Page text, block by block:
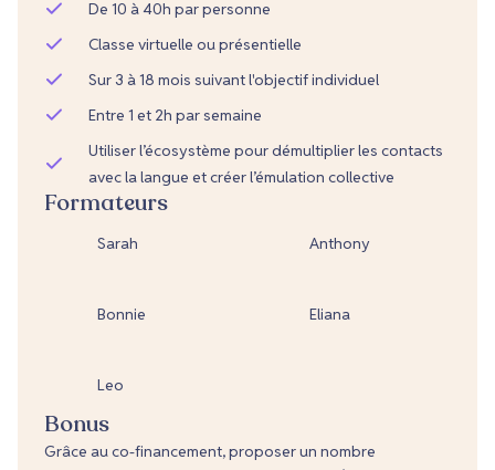
De 10 à 40h par personne
Classe virtuelle ou présentielle
Sur 3 à 18 mois suivant l'objectif individuel
Entre 1 et 2h par semaine
Utiliser l’écosystème pour démultiplier les contacts
avec la langue et créer l’émulation collective
Formateurs
Sarah Anthony
Bonnie Eliana
Leo
Bonus
Grâce au co-financement, proposer un nombre